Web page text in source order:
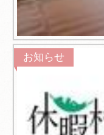
お知らせ